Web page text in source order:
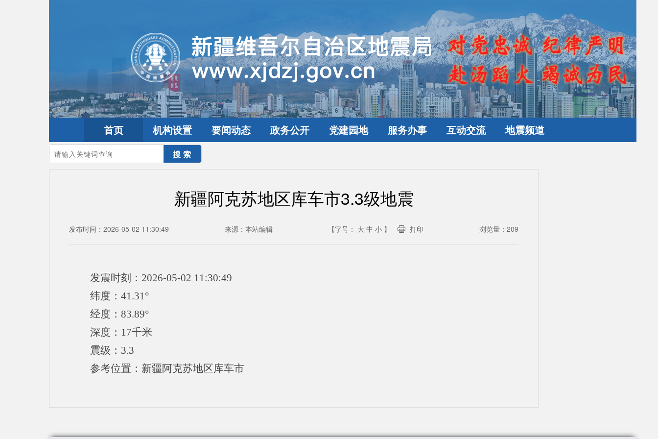
首页 机构设置 要闻动态 政务公开 党建园地 服务办事 互动交流 地震频道
您的当前位置：首页>地震频道 新疆震讯
新疆阿克苏地区库车市3.3级地震
发布时间：2026-05-02 11:30:49 来源： 本站编辑 【字号： 大 中 小 】 打印 浏览量： 209
发震时刻：2026-05-02 11:30:49
纬度：41.31°
经度：83.89°
深度：17千米
震级：3.3
参考位置：新疆阿克苏地区库车市